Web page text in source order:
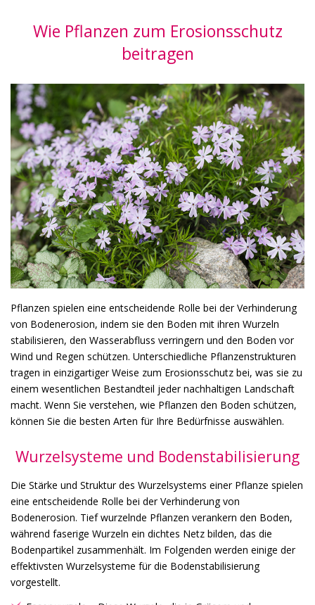
Wie Pflanzen zum Erosionsschutz
beitragen
Pflanzen spielen eine entscheidende Rolle bei der Verhinderung
von Bodenerosion, indem sie den Boden mit ihren Wurzeln
stabilisieren, den Wasserabfluss verringern und den Boden vor
Wind und Regen schützen. Unterschiedliche Pflanzenstrukturen
tragen in einzigartiger Weise zum Erosionsschutz bei, was sie zu
einem wesentlichen Bestandteil jeder nachhaltigen Landschaft
macht. Wenn Sie verstehen, wie Pflanzen den Boden schützen,
können Sie die besten Arten für Ihre Bedürfnisse auswählen.
Wurzelsysteme und Bodenstabilisierung
Die Stärke und Struktur des Wurzelsystems einer Pflanze spielen
eine entscheidende Rolle bei der Verhinderung von
Bodenerosion. Tief wurzelnde Pflanzen verankern den Boden,
während faserige Wurzeln ein dichtes Netz bilden, das die
Bodenpartikel zusammenhält. Im Folgenden werden einige der
effektivsten Wurzelsysteme für die Bodenstabilisierung
vorgestellt.